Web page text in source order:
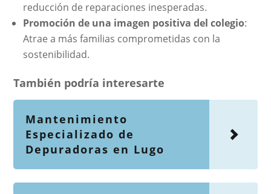
reducción de reparaciones inesperadas.
Promoción de una imagen positiva del colegio:
Atrae a más familias comprometidas con la
sostenibilidad.
También podría interesarte
Mantenimiento
Especializado de
Depuradoras en Lugo